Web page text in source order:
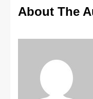
About The